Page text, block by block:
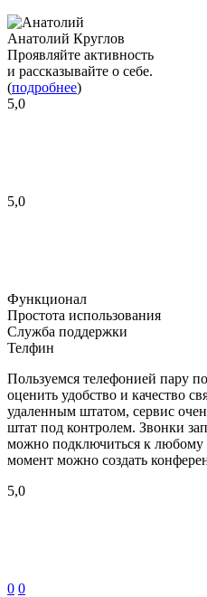
Анатолий Круглов
Проявляйте активность
и рассказывайте о себе.
(подробнее)
5,0
5,0
Функционал
Простота использования
Служба поддержки
Телфин
Пользуемся телефонией пару
оценить удобство и качество
удаленным штатом, сервис
штат под контролем. Звонки
можно подключиться к любому
момент можно создать
5,0
0 0